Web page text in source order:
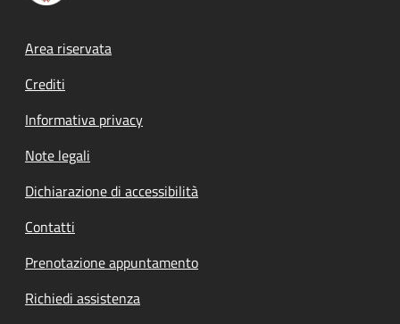
Footer menu
Area riservata
Crediti
Informativa privacy
Note legali
Dichiarazione di accessibilità
Contatti
Prenotazione appuntamento
Richiedi assistenza